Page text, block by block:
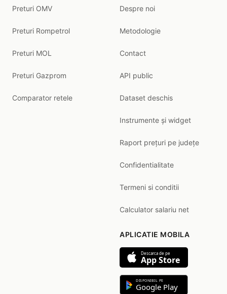
Preturi OMV
Preturi Rompetrol
Preturi MOL
Preturi Gazprom
Comparator retele
Despre noi
Metodologie
Contact
API public
Dataset deschis
Instrumente și widget
Raport prețuri pe județe
Confidentialitate
Termeni si conditii
Calculator salariu net
APLICATIE MOBILA
Descarca de pe
App Store
DISPONIBIL PE
Google Play